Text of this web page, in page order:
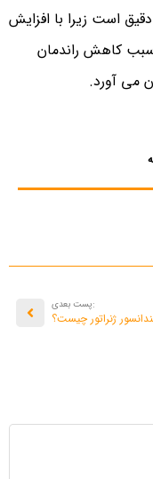
است زیرا با افزایش
سبب کاهش راندمان
می آورد.
:پست بعدی
ژنراتور چیست؟